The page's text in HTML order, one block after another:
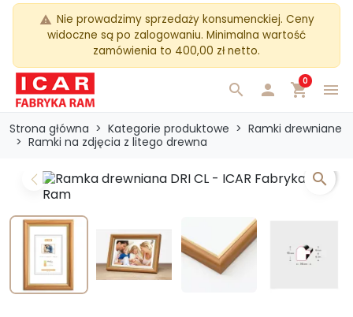
warning Nie prowadzimy sprzedaży konsumenckiej. Ceny
widoczne są po zalogowaniu. Minimalna wartość
zamówienia to 400,00 zł netto.
menu
search  shopping_cart
0
Strona główna Kategorie produktowe
Ramki drewniane
Ramki na zdjęcia z litego drewna
Previous Next
search